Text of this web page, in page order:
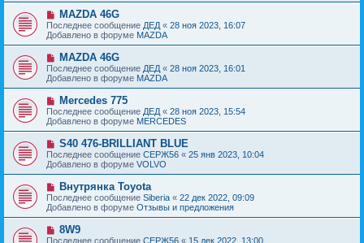
е
б
щ
е
н
и
е
е
с
о
о
б
щ
е
н
и
е
Н
о
в
о
е
с
о
о
б
щ
е
н
и
е
MAZDA 46G
Последнее сообщение ДЕД « 28 ноя 2023, 16:07
Добавлено в форуме MAZDA
Н
о
в
о
е
с
о
о
б
щ
е
н
и
е
MAZDA 46G
Последнее сообщение ДЕД « 28 ноя 2023, 16:01
Добавлено в форуме MAZDA
Н
о
в
о
е
с
о
о
б
щ
е
н
и
е
Mercedes 775
Последнее сообщение ДЕД « 28 ноя 2023, 15:54
Добавлено в форуме MERCEDES
Н
о
в
о
е
с
о
о
б
щ
е
S40 476-BRILLIANT BLUE
Последнее сообщение СЕРЖ56 « 25 янв 2023, 10:04
Добавлено в форуме VOLVO
Н
о
в
о
е
с
Внутрянка Toyota
Последнее сообщение Siberia « 22 дек 2022, 09:09
Добавлено в форуме Отзывы и предложения
Н
о
8W9
Последнее сообщение СЕРЖ56 « 15 дек 2022, 13:00